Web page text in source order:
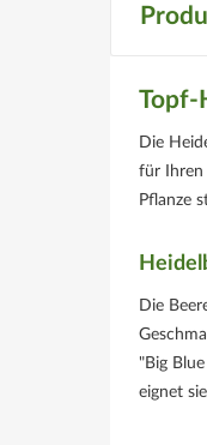
Topf-
Die
für Ihren
Pflanze
Die
"Big
eignet